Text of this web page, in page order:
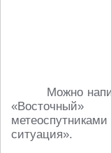
Можно
ситуация».